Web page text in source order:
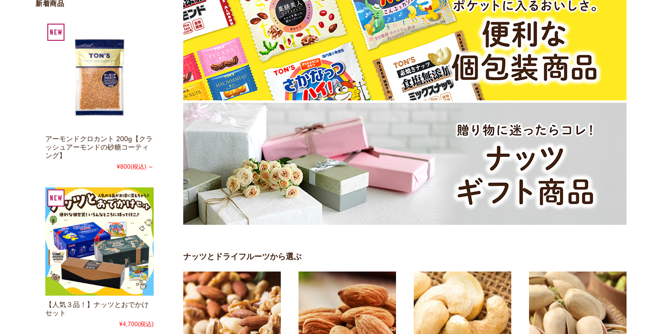
ナッツとドライフルーツから選ぶ
新着商品
アーモンドクロカント 200g【クラ
ッシュアーモンドの砂糖コーティ
ング】
¥800(税込) ～
【人気３品！】ナッツとおでかけ
セット
¥4,700(税込)